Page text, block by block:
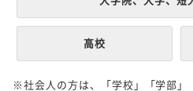
高校
※社会人の方は、「学校」「学部」